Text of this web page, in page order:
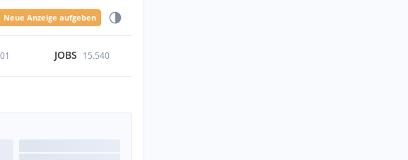
Neue Anzeige aufgeben
JOBS 15.540